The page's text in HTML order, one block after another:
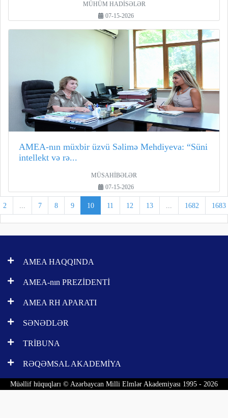
MÜHÜM HADİSƏLƏR
07-15-2026
AMEA-nın müxbir üzvü Səlimə Mehdiyeva: “Süni
intellekt və rə...
MÜSAHİBƏLƏR
07-15-2026
2 ... 7 8 9 10 11 12 13 ... 1682 1683
AMEA HAQQINDA
AMEA-nın PREZİDENTİ
AMEA RH APARATI
SƏNƏDLƏR
TRİBUNA
RƏQƏMSAL AKADEMİYA
Müəllif hüquqları © Azərbaycan Milli Elmlər Akademiyası 1995 - 2026